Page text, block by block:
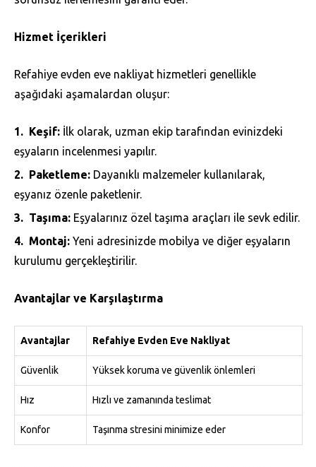
Hizmet İçerikleri
Refahiye evden eve nakliyat hizmetleri genellikle
aşağıdaki aşamalardan oluşur:
Keşif: İlk olarak, uzman ekip tarafından evinizdeki
eşyaların incelenmesi yapılır.
Paketleme: Dayanıklı malzemeler kullanılarak,
eşyanız özenle paketlenir.
Taşıma: Eşyalarınız özel taşıma araçları ile sevk edilir.
Montaj: Yeni adresinizde mobilya ve diğer eşyaların
kurulumu gerçekleştirilir.
Avantajlar ve Karşılaştırma
Avantajlar Refahiye Evden Eve Nakliyat
Güvenlik Yüksek koruma ve güvenlik önlemleri
Hız Hızlı ve zamanında teslimat
Konfor Taşınma stresini minimize eder